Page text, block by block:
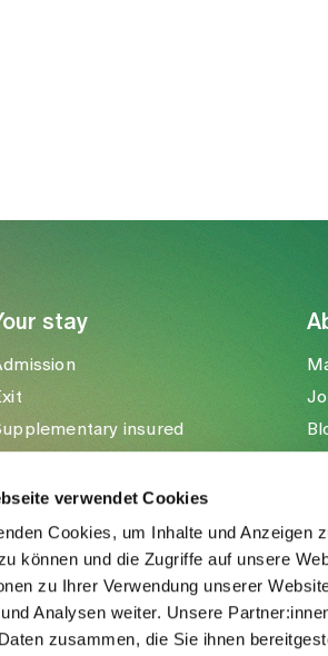
verwendet Cookies
Cookies, um Inhalte und Anzeigen
können und die Zugriffe auf unsere
zu Ihrer Verwendung unserer
Analysen weiter. Unsere
zusammen, die Sie ihnen
stay
insured